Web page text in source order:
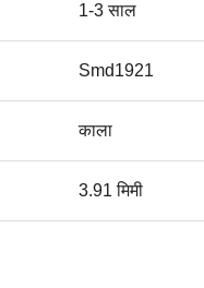
1-3 साल
Smd1921
काला
3.91 मिमी